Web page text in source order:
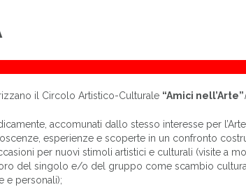
il Circolo Artistico-Culturale “Amici nell’Arte”
accomunati dallo stesso interesse per
esperienze e scoperte in un confronto
per nuovi stimoli artistici e culturali (visite a
del singolo e/o del gruppo come scambio
e personali);